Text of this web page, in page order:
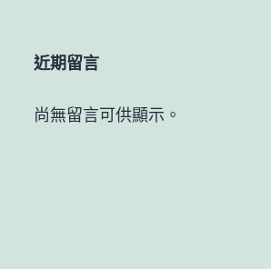
近期留言
尚無留言可供顯示。